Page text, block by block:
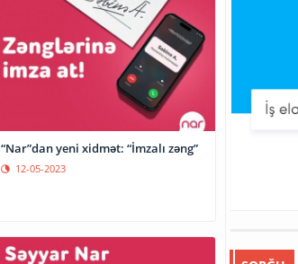
“Nar”dan yeni xidmət: “İmzalı zəng”
12-05-2023